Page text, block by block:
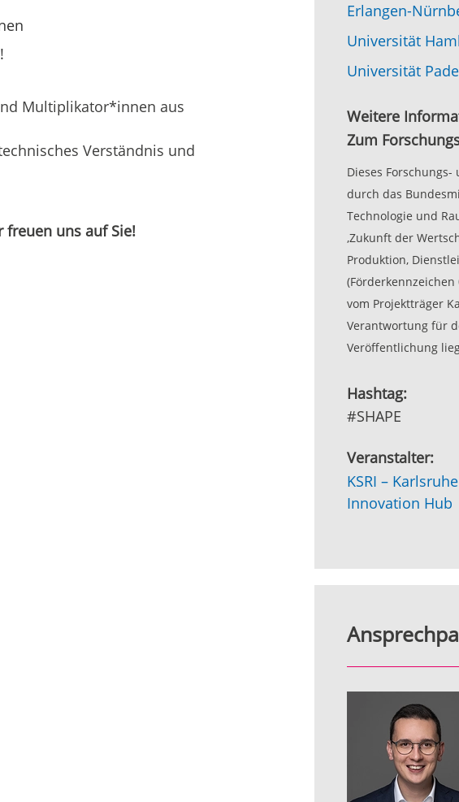
Multiplikator*innen aus
Verständnis und
freuen uns auf Sie!
Erlangen-
Universität
Universität
Weitere
Zum
Dieses
durch das
Technologie und
‚Zukunft der
Produktion,
vom Projektträger
Verantwortung für
Veröffentlichung
Hashtag:
#SHAPE
Veranstalter:
KSRI –
Innovation Hub